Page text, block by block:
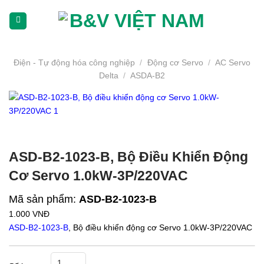
dịch)Điện - Tự động hóa công nghiệp / Động cơ Servo / AC Servo
Delta / ASDA-B2
ASD-B2-1023-B, Bộ Điều Khiển Động
Cơ Servo 1.0kW-3P/220VAC
Mã sản phẩm: ASD-B2-1023-B
1.000 VNĐ
ASD-B2-1023-B , Bộ điều khiển động cơ Servo 1.0kW-3P/220VAC